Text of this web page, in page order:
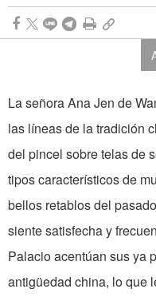
La señora Ana Jen de
las líneas de la tradición
del pincel sobre telas de
tipos característicos de
bellos retablos del
siente satisfecha y
Palacio acentúan sus ya
antigüedad china, lo que